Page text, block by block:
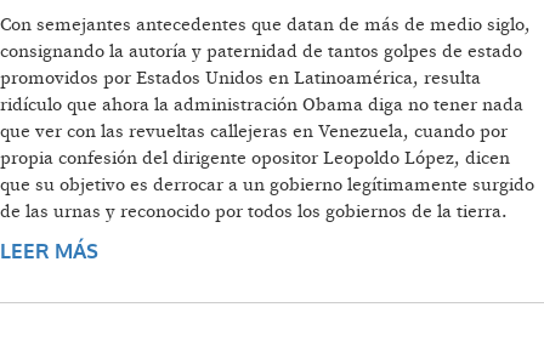
Con semejantes antecedentes que datan de más de medio siglo,
consignando la autoría y paternidad de tantos golpes de estado
promovidos por Estados Unidos en Latinoamérica, resulta
ridículo que ahora la administración Obama diga no tener nada
que ver con las revueltas callejeras en Venezuela, cuando por
propia confesión del dirigente opositor Leopoldo López, dicen
que su objetivo es derrocar a un gobierno legítimamente surgido
de las urnas y reconocido por todos los gobiernos de la tierra.
LEER MÁS